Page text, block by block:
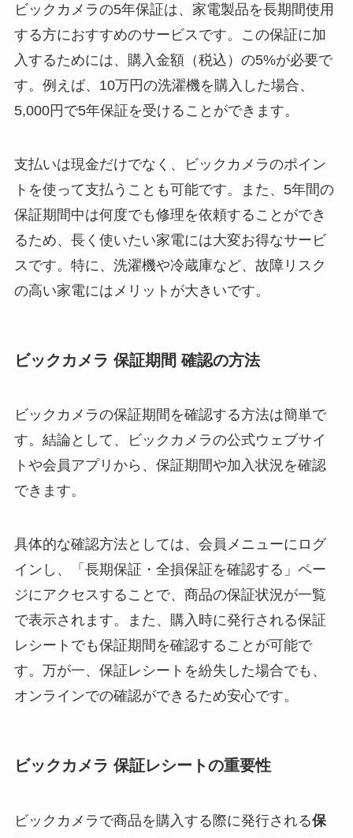
ビックカメラの5年保証は、家電製品を長期間使用
する方におすすめのサービスです。この保証に加
入するためには、購入金額（税込）の5%が必要で
す。例えば、10万円の洗濯機を購入した場合、
5,000円で5年保証を受けることができます。
支払いは現金だけでなく、ビックカメラのポイン
トを使って支払うことも可能です。また、5年間の
保証期間中は何度でも修理を依頼することができ
るため、長く使いたい家電には大変お得なサービ
スです。特に、洗濯機や冷蔵庫など、故障リスク
の高い家電にはメリットが大きいです。
ビックカメラ 保証期間 確認の方法
ビックカメラの保証期間を確認する方法は簡単で
す。結論として、ビックカメラの公式ウェブサイ
トや会員アプリから、保証期間や加入状況を確認
できます。
具体的な確認方法としては、会員メニューにログ
インし、「長期保証・全損保証を確認する」ペー
ジにアクセスすることで、商品の保証状況が一覧
で表示されます。また、購入時に発行される保証
レシートでも保証期間を確認することが可能で
す。万が一、保証レシートを紛失した場合でも、
オンラインでの確認ができるため安心です。
ビックカメラ 保証レシートの重要性
ビックカメラで商品を購入する際に発行される保